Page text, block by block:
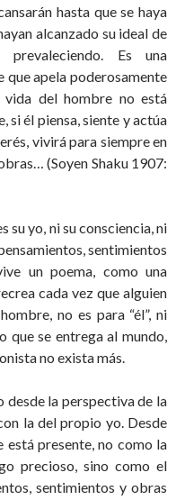
hasta que se haya
alcanzado su ideal de
Es una
apela poderosamente
vida del hombre no está
si él piensa, siente y actúa
vivirá para siempre en
(Soyen Shaku 1907:
su yo, ni su consciencia, ni
sentimientos
un poema, como una
cada vez que alguien
no es para “él”, ni
que se entrega al mundo,
no exista más.
desde la perspectiva de la
la del propio yo. Desde
está presente, no como la
precioso, sino como el
sentimientos y obras